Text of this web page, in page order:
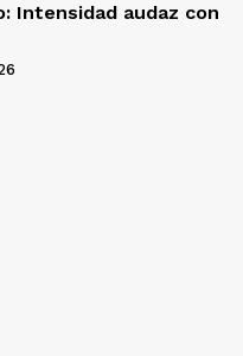
Intensidad audaz con